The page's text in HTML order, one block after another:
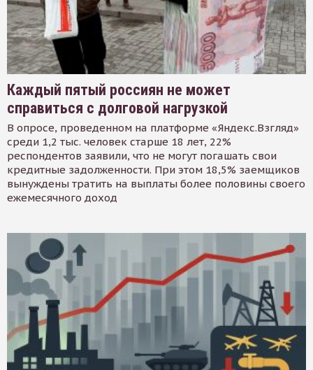
Каждый пятый россиян не может
справиться с долговой нагрузкой
В опросе, проведенном на платформе «Яндекс.Взгляд»
среди 1,2 тыс. человек старше 18 лет, 22%
респондентов заявили, что не могут погашать свои
кредитные задолженности. При этом 18,5% заемщиков
вынуждены тратить на выплаты более половины своего
ежемесячного доход